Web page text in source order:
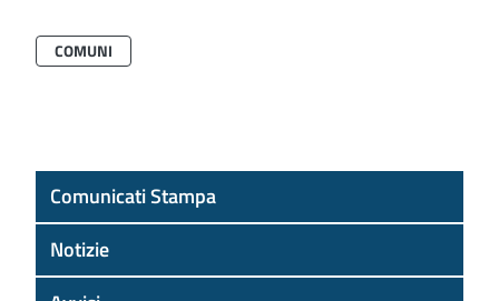
COMUNI
Comunicati Stampa
Notizie